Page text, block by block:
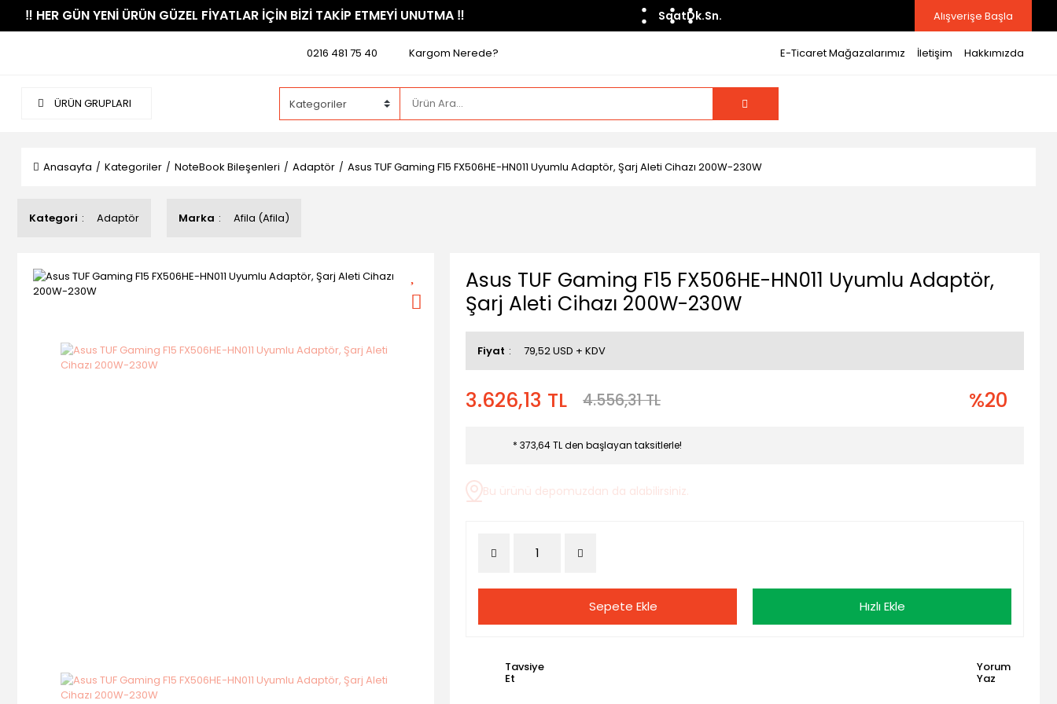
​‼️​ HER GÜN YENİ ÜRÜN GÜZEL FİYATLAR İÇİN BİZİ TAKİP ETMEYİ UNUTMA ​‼️​ SaatDk.Sn. Alışverişe Başla
0216 481 75 40 Kargom Nerede? E-Ticaret Mağazalarımız İletişim Hakkımızda
ÜRÜN GRUPLARI
Anasayfa Kategoriler NoteBook Bileşenleri Adaptör Asus TUF Gaming F15 FX506HE-HN011 Uyumlu Adaptör, Şarj Aleti Cihazı 200W-230W
Kategori Adaptör Marka Afila (Afila)
Asus TUF Gaming F15 FX506HE-HN011 Uyumlu Adaptör,
Şarj Aleti Cihazı 200W-230W
Fiyat 79,52 USD + KDV
3.626,13 TL 4.556,31 TL %20
* 373,64 TL den başlayan taksitlerle!
Bu ürünü depomuzdan da alabilirsiniz.
Sepete Ekle Hızlı Ekle
Tavsiye
Et
Yorum
Yaz